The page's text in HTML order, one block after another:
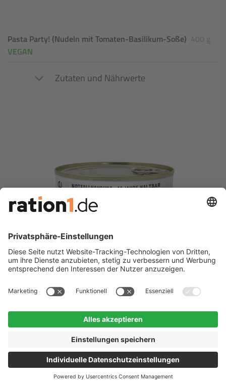
Pasta Party! (Nudeln mit Tomaten-Basilikum-Soße)
VEGAN
Zutaten und Nährwerte
Beat-Less! (Pilz-Köpfe, Reis, Kokossoße)400 gVEGAN
Zutaten und Nährwerte